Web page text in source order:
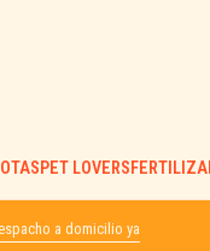
PET LOVERS
a domicilio ya